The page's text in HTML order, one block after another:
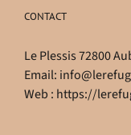
CONTACT
Le Plessis 72800
Email:
Web : https://